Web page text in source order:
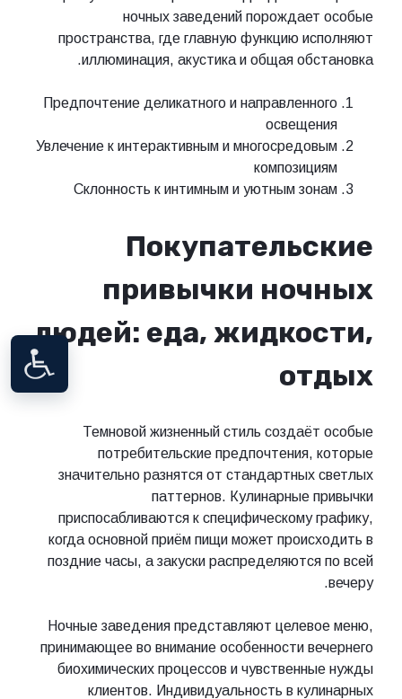
ночных заведений порождает особые
пространства, где главную функцию исполняют
иллюминация, акустика и общая обстановка.
Предпочтение деликатного и направленного
освещения
Увлечение к интерактивным и многосредовым
композициям
Склонность к интимным и уютным зонам
Покупательские
привычки ночных
людей: еда, жидкости,
отдых
Темновой жизненный стиль создаёт особые
потребительские предпочтения, которые
значительно разнятся от стандартных светлых
паттернов. Кулинарные привычки
приспосабливаются к специфическому графику,
когда основной приём пищи может происходить в
поздние часы, а закуски распределяются по всей
вечеру.
Ночные заведения представляют целевое меню,
принимающее во внимание особенности вечернего
биохимических процессов и чувственные нужды
клиентов. Индивидуальность в кулинарных